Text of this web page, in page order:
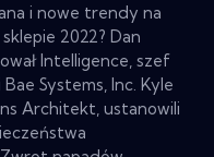
i nowe trendy na
2022? Dan
Intelligence, szef
Systems, Inc. Kyle
Architekt, ustanowili